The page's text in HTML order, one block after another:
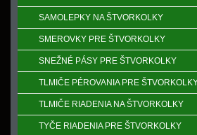
SAMOLEPKY NA ŠTVORKOLKY
SMEROVKY PRE ŠTVORKOLKY
SNEŽNÉ PÁSY PRE ŠTVORKOLKY
TLMIČE PÉROVANIA PRE
TLMIČE RIADENIA NA ŠTVORKOLKY
TYČE RIADENIA PRE ŠTVORKOLKY